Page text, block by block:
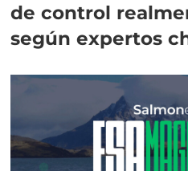
de control
según expertos